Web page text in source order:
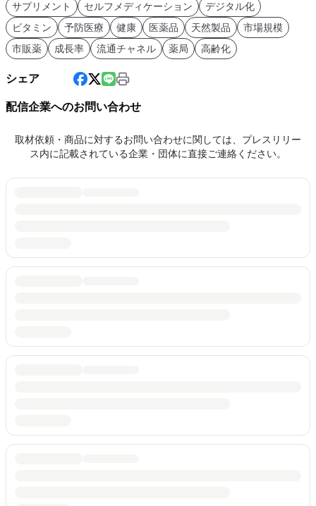
サプリメント
セルフメディケーション
デジタル化
ビタミン
予防医療 健康 医薬品 天然製品
市場規模
市販薬
成長率 流通チャネル 薬局 高齢化
シェア
配信企業へのお問い合わせ
取材依頼・商品に対するお問い合わせに関しては、プレスリリー
ス内に記載されている企業・団体に直接ご連絡ください。